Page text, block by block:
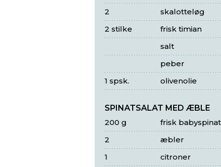
skalotteløg
2
frisk timian
2 stilke
salt
peber
olivenolie
1 spsk.
SPINATSALAT MED ÆBLE
frisk babyspinat
200 g
æbler
2
citroner
1